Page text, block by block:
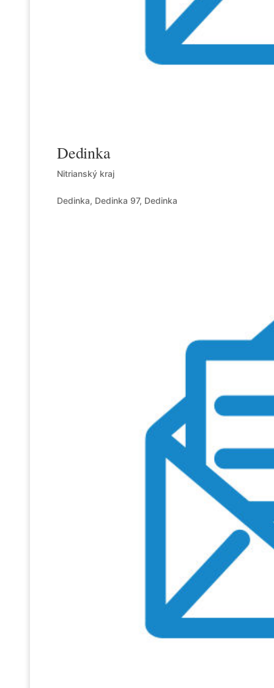
Dedinka
Nitrianský kraj
Dedinka, Dedinka 97, Dedinka